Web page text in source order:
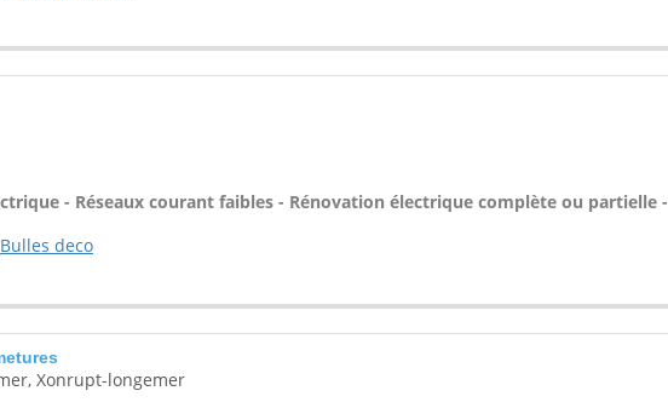
- Réseaux courant faibles - Rénovation électrique complète ou partielle -
Bulles deco
Xonrupt-longemer